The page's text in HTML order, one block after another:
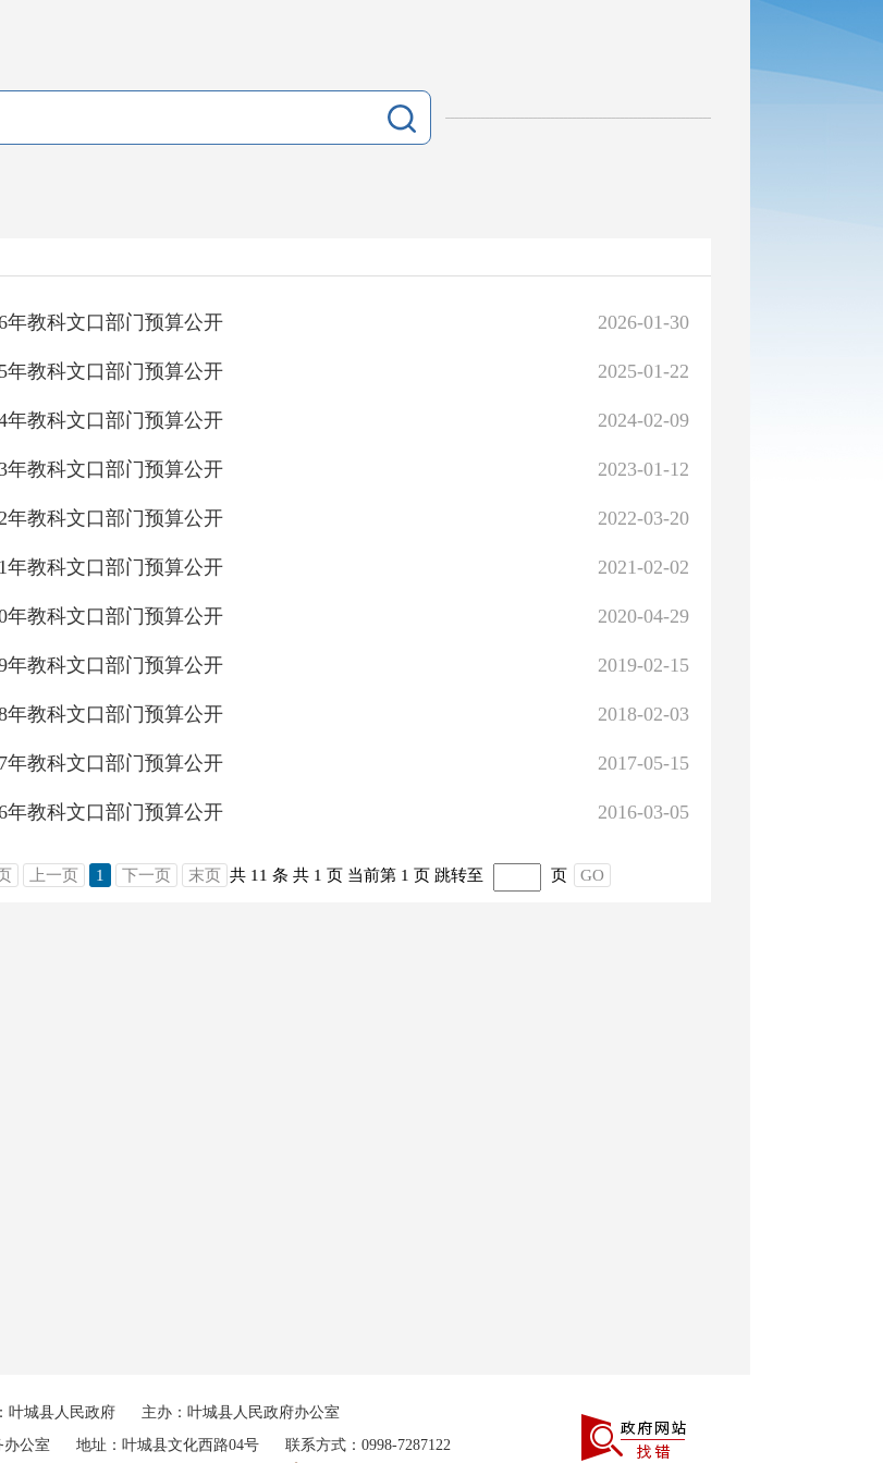
2026-01-30
年教科文口部门预算公开
2025-01-22
年教科文口部门预算公开
2024-02-09
年教科文口部门预算公开
2023-01-12
年教科文口部门预算公开
2022-03-20
年教科文口部门预算公开
2021-02-02
年教科文口部门预算公开
2020-04-29
年教科文口部门预算公开
2019-02-15
年教科文口部门预算公开
2018-02-03
年教科文口部门预算公开
2017-05-15
年教科文口部门预算公开
2016-03-05
年教科文口部门预算公开
上一页 1 下一页 末页 共 11 条 共 1 页 当前第 1 页 跳转至 页 GO
叶城县人民政府
主办：叶城县人民政府办公室
办公室
地址：叶城县文化西路04号 联系方式：0998-7287122